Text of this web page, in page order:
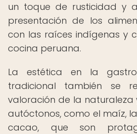
un toque de rusticidad y
presentación de los
con las raíces indígenas y
cocina peruana.
La estética en la
tradicional también se
valoración de la naturaleza
autóctonos, como el maíz,
cacao, que son